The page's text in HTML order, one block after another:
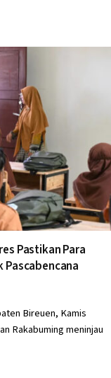
Pastikan Para
Pascabencana
Bireuen, Kamis
Rakabuming meninjau